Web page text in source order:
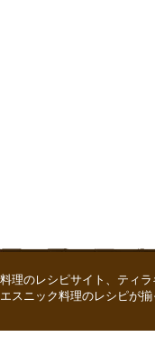
理のレシピサイト、ティ
スニック料理のレシピが